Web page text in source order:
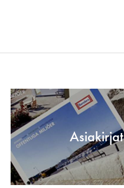
Asiakirjat